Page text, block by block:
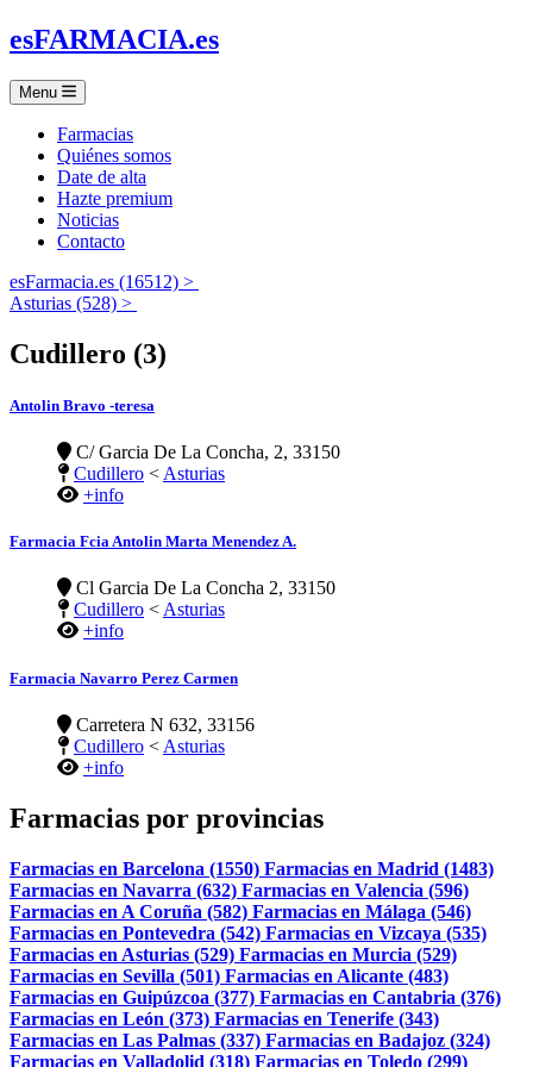
esFARMACIA.es
Menu
Farmacias
Quiénes somos
Date de alta
Hazte premium
Noticias
Contacto
esFarmacia.es (16512) >
Asturias (528) >
Cudillero (3)
Antolin Bravo -teresa
C/ Garcia De La Concha, 2, 33150
Cudillero < Asturias
+info
Farmacia Fcia Antolin Marta Menendez A.
Cl Garcia De La Concha 2, 33150
Cudillero <Asturias
+info
Farmacia Navarro Perez Carmen
Carretera N 632, 33156
Cudillero < Asturias
+info
Farmacias por provincias
Farmacias en Barcelona (1550) Farmacias en Madrid (1483)
Farmacias en Navarra (632) Farmacias en Valencia (596)
Farmacias en A Coruña (582) Farmacias en Málaga (546)
Farmacias en Pontevedra (542) Farmacias en Vizcaya (535)
Farmacias en Asturias (529) Farmacias en Murcia (529)
Farmacias en Sevilla (501) Farmacias en Alicante (483)
Farmacias en Guipúzcoa (377) Farmacias en Cantabria (376)
Farmacias en León (373) Farmacias en Tenerife (343)
Farmacias en Las Palmas (337) Farmacias en Badajoz (324)
Farmacias en Valladolid (318) Farmacias en Toledo (299)